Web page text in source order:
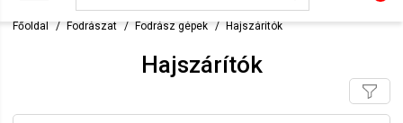
Főoldal Fodrászat Fodrász gépek Hajszárítók
Hajszárítók